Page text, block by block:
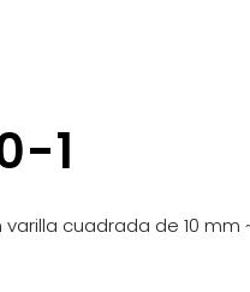
1
cuadrada de 10 mm